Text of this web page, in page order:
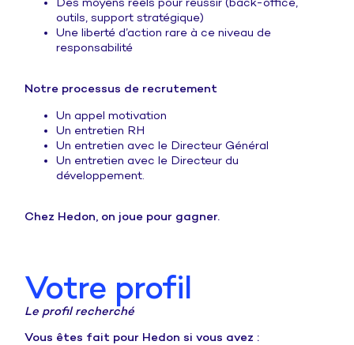
Des moyens réels pour réussir (back-office,
outils, support stratégique)
Une liberté d’action rare à ce niveau de
responsabilité
Notre processus de recrutement
Un appel motivation
Un entretien RH
Un entretien avec le Directeur Général
Un entretien avec le Directeur du
développement.
Chez Hedon, on joue pour gagner.
Votre profil
Le profil recherché
Vous êtes fait pour Hedon si vous avez :